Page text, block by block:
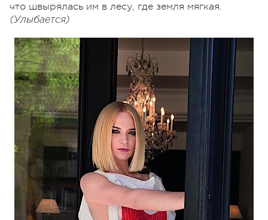
что швырялась им в лесу, где земля мягкая.
(Улыбается)